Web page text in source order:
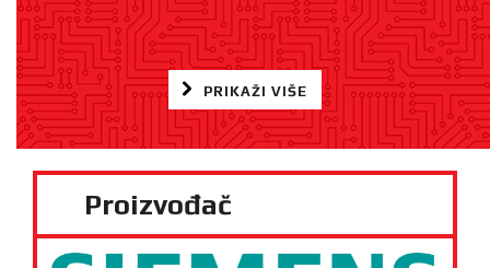
Proizvođač
PRIKAŽI VIŠE